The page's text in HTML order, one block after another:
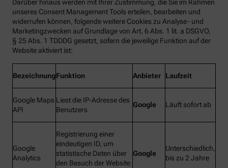
Darüber hinaus werden mit Ihrer Zustimmung, die Sie im Rahmen
unseres Consent Management Tools erteilen, bearbeiten und
widerrufen können, folgende weitere Cookies zu Analyse- und
Marketingzwecken auf Grundlage von Art. 6 Abs. 1 lit. a DSGVO,
§ 25 Abs. 1 TDDDG gesetzt, sofern die jeweilige Funktion auf der
Website aktiviert ist:
BezeichnungFunktion Anbieter Laufzeit
Google Maps
API
Liest die IP-Adresse des
Benutzers
Google Läuft sofort ab
Google
Analytics
Registrierung einer
eindeutigen ID, um
statistische Daten über
den Besuch der Website
Google
Unterschiedlich,
bis zu 2 Jahre